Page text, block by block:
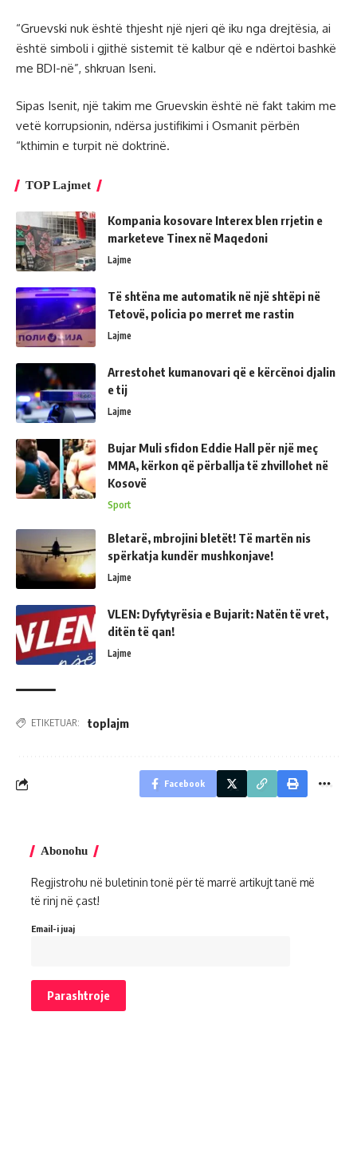
“Gruevski nuk është thjesht një njeri që iku nga drejtësia, ai
është simboli i gjithë sistemit të kalbur që e ndërtoi bashkë
me BDI-në”, shkruan Iseni.
Sipas Isenit, një takim me Gruevskin është në fakt takim me
vetë korrupsionin, ndërsa justifikimi i Osmanit përbën
“kthimin e turpit në doktrinë.
TOP Lajmet
Kompania kosovare Interex blen rrjetin e
marketeve Tinex në Maqedoni
Lajme
Të shtëna me automatik në një shtëpi në
Tetovë, policia po merret me rastin
Lajme
Arrestohet kumanovari që e kërcënoi djalin
e tij
Lajme
Bujar Muli sfidon Eddie Hall për një meç
MMA, kërkon që përballja të zhvillohet në
Kosovë
Sport
Bletarë, mbrojini bletët! Të martën nis
spërkatja kundër mushkonjave!
Lajme
VLEN: Dyfytyrësia e Bujarit: Natën të vret,
ditën të qan!
Lajme
ETIKETUAR: toplajm
Facebook
Abonohu
Regjistrohu në buletinin tonë për të marrë artikujt tanë më
të rinj në çast!
Email-i juaj